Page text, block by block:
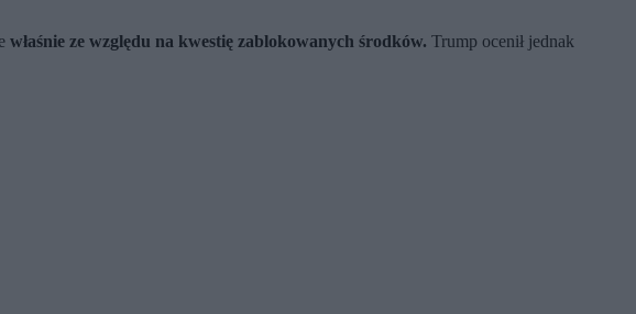
właśnie ze względu na kwestię zablokowanych środków. Trump ocenił jednak